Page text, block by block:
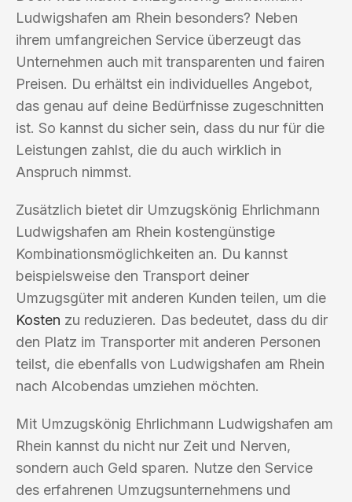
Ludwigshafen am Rhein besonders? Neben
ihrem umfangreichen Service überzeugt das
Unternehmen auch mit transparenten und fairen
Preisen. Du erhältst ein individuelles Angebot,
das genau auf deine Bedürfnisse zugeschnitten
ist. So kannst du sicher sein, dass du nur für die
Leistungen zahlst, die du auch wirklich in
Anspruch nimmst.
Zusätzlich bietet dir Umzugskönig Ehrlichmann
Ludwigshafen am Rhein kostengünstige
Kombinationsmöglichkeiten an. Du kannst
beispielsweise den Transport deiner
Umzugsgüter mit anderen Kunden teilen, um die
Kosten zu reduzieren. Das bedeutet, dass du dir
den Platz im Transporter mit anderen Personen
teilst, die ebenfalls von Ludwigshafen am Rhein
nach Alcobendas umziehen möchten.
Mit Umzugskönig Ehrlichmann Ludwigshafen am
Rhein kannst du nicht nur Zeit und Nerven,
sondern auch Geld sparen. Nutze den Service
des erfahrenen Umzugsunternehmens und